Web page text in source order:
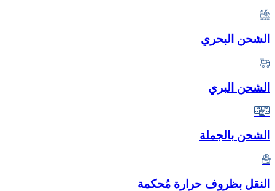
الشحن البحري
الشحن البري
الشحن بالجملة
النقل بظروف حرارة مُحكمة